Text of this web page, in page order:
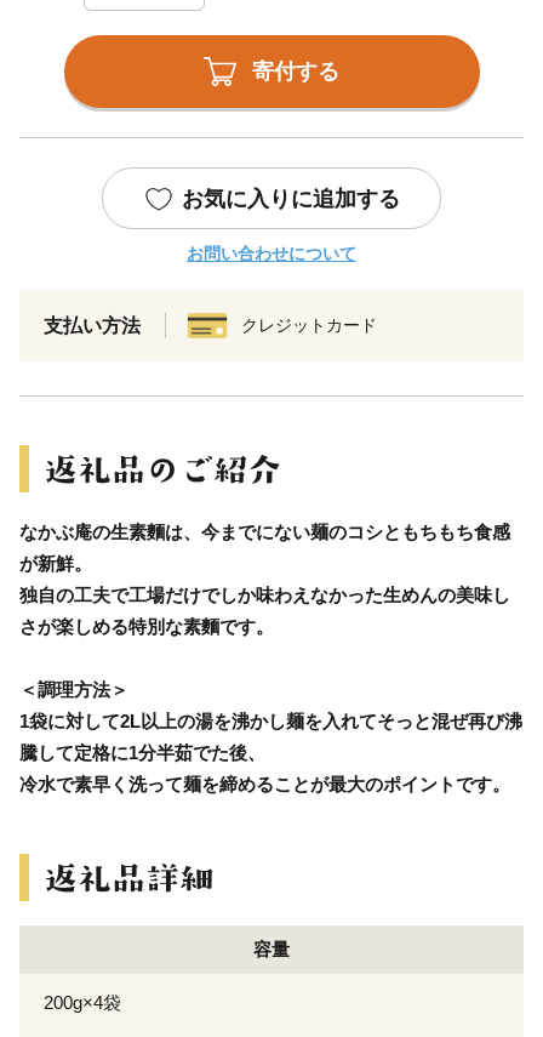
寄付する
お気に入りに追加する
お問い合わせについて
支払い方法 クレジットカード
なかぶ庵の生素麵は、今までにない麺のコシともちもち食感
が新鮮。
独自の工夫で工場だけでしか味わえなかった生めんの美味し
さが楽しめる特別な素麵です。
＜調理方法＞
1袋に対して2L以上の湯を沸かし麺を入れてそっと混ぜ再び沸
騰して定格に1分半茹でた後、
冷水で素早く洗って麺を締めることが最大のポイントです。
容量
200g×4袋